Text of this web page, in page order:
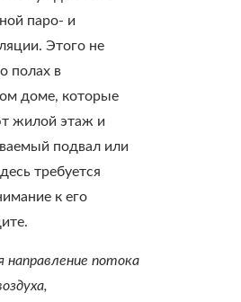
паро- и
Этого не
полах в
доме, которые
жилой этаж и
подвал или
требуется
к его
направление потока